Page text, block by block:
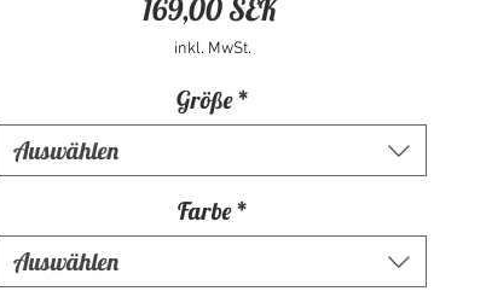
169,00 SEKPreis
inkl. MwSt.
Größe *
Auswählen
Farbe *
Auswählen